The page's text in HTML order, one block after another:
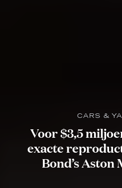
CARS &
Voor $3,5
exacte
Bond’s Aston